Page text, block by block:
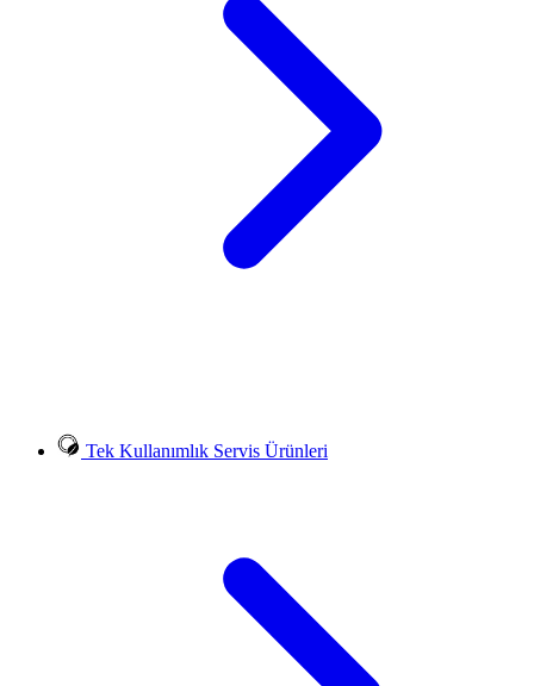
Tek Kullanımlık Servis Ürünleri